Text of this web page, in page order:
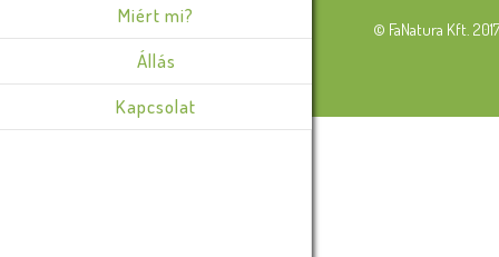
Miért mi?
Állás
Kapcsolat
© FaNatura Kft.